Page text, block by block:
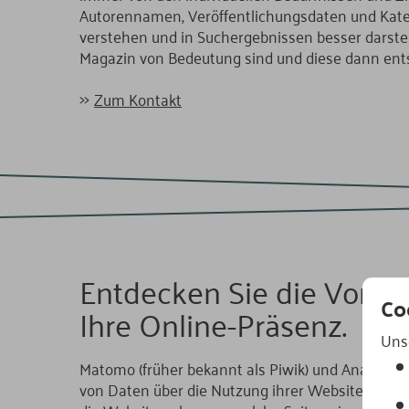
Autorennamen, Veröffentlichungsdaten und
verstehen und in Suchergebnissen besser
Magazin von Bedeutung sind und diese dann
Zum Kontakt
Entdecken Sie die
Ihre Online-Präsenz.
Matomo (früher bekannt als Piwik) und
von Daten über die Nutzung ihrer Website zu